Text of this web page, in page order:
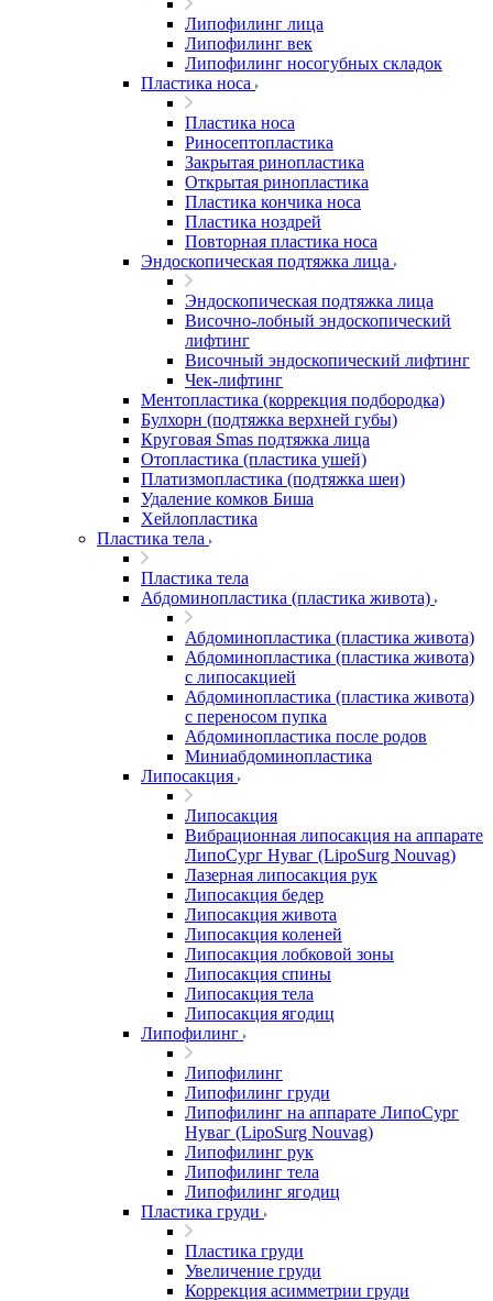
Липофилинг лица
Липофилинг век
Липофилинг носогубных складок
Пластика носа
Пластика носа
Риносептопластика
Закрытая ринопластика
Открытая ринопластика
Пластика кончика носа
Пластика ноздрей
Повторная пластика носа
Эндоскопическая подтяжка лица
Эндоскопическая подтяжка лица
Височно-лобный эндоскопический
лифтинг
Височный эндоскопический лифтинг
Чек-лифтинг
Ментопластика (коррекция подбородка)
Булхорн (подтяжка верхней губы)
Круговая Smas подтяжка лица
Отопластика (пластика ушей)
Платизмопластика (подтяжка шеи)
Удаление комков Биша
Хейлопластика
Пластика тела
Пластика тела
Абдоминопластика (пластика живота)
Абдоминопластика (пластика живота)
Абдоминопластика (пластика живота)
с липосакцией
Абдоминопластика (пластика живота)
с переносом пупка
Абдоминопластика после родов
Миниабдоминопластика
Липосакция
Липосакция
Вибрационная липосакция на аппарате
ЛипоСург Нуваг (LipoSurg Nouvag)
Лазерная липосакция рук
Липосакция бедер
Липосакция живота
Липосакция коленей
Липосакция лобковой зоны
Липосакция спины
Липосакция тела
Липосакция ягодиц
Липофилинг
Липофилинг
Липофилинг груди
Липофилинг на аппарате ЛипоСург
Нуваг (LipoSurg Nouvag)
Липофилинг рук
Липофилинг тела
Липофилинг ягодиц
Пластика груди
Пластика груди
Увеличение груди
Коррекция асимметрии груди